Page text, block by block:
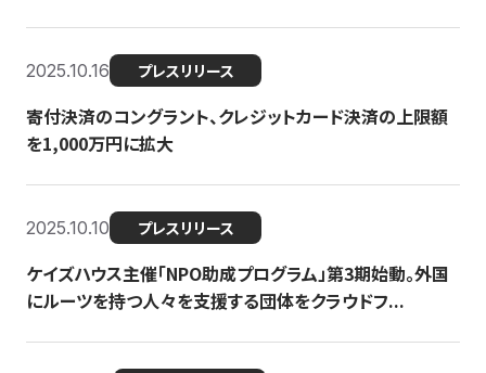
2025.10.16 プレスリリース
寄付決済のコングラント、クレジットカード決済の上限額
を1,000万円に拡大
2025.10.10 プレスリリース
ケイズハウス主催「NPO助成プログラム」第3期始動。外国
にルーツを持つ人々を支援する団体をクラウドフ...